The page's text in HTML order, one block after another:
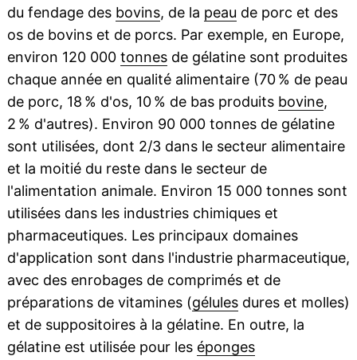
du fendage des bovins, de la peau de porc et des
os de bovins et de porcs. Par exemple, en Europe,
environ 120 000 tonnesde gélatine sont produites
chaque année en qualité alimentaire (70 % de peau
de porc, 18 % d'os, 10 % de bas produits bovine,
2 % d'autres). Environ 90 000 tonnes de gélatine
sont utilisées, dont 2/3 dans le secteur alimentaire
et la moitié du reste dans le secteur de
l'alimentation animale. Environ 15 000 tonnes sont
utilisées dans les industries chimiques et
pharmaceutiques. Les principaux domaines
d'application sont dans l'industrie pharmaceutique,
avec des enrobages de comprimés et de
préparations de vitamines (gélulesdures et molles)
et de suppositoires à la gélatine. En outre, la
gélatine est utilisée pour les éponges